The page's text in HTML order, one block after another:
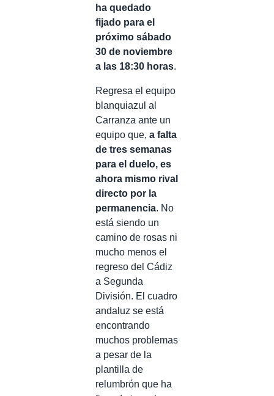
ha quedado
fijado para el
próximo sábado
30 de noviembre
a las 18:30 horas.
Regresa el equipo
blanquiazul al
Carranza ante un
equipo que, a falta
de tres semanas
para el duelo, es
ahora mismo rival
directo por la
permanencia. No
está siendo un
camino de rosas ni
mucho menos el
regreso del Cádiz
a Segunda
División. El cuadro
andaluz se está
encontrando
muchos problemas
a pesar de la
plantilla de
relumbrón que ha